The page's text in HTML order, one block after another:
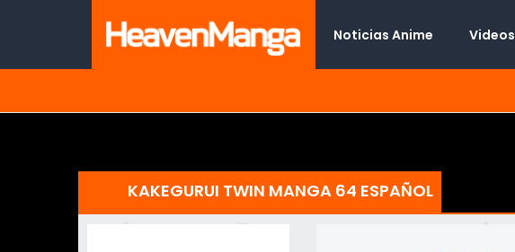
Noticias Anime Videos
KAKEGURUI TWIN MANGA 64 ESPAÑOL